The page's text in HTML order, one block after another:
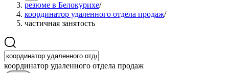
резюме в Белокурихе/
координатор удаленного отдела продаж/
частичная занятость
координатор удаленного отдела продаж